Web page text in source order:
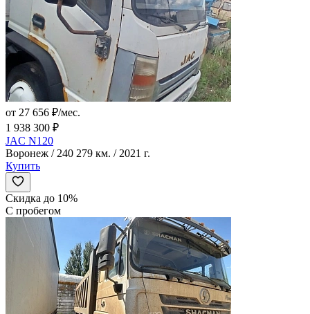
от 27 656 ₽/мес.
1 938 300 ₽
JAC N120
Воронеж / 240 279 км. / 2021 г.
Купить
Скидка до 10%
С пробегом